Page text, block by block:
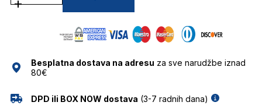
NAOČALE
HICKMANN
Besplatna dostava na adresu za sve narudžbe iznad
80€
DPD ili BOX NOW dostava (3-7 radnih dana)